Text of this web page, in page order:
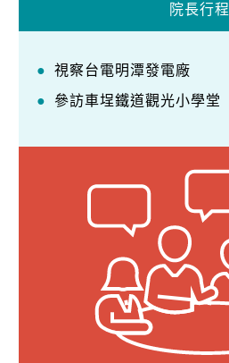
院長行程
視察台電明潭發電廠
參訪車埕鐵道觀光小學堂